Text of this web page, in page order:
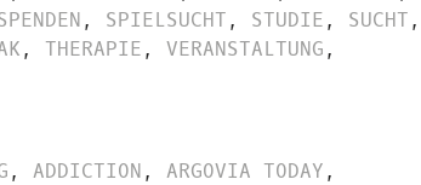
, SPIELSUCHT, STUDIE, SUCHT,
, THERAPIE, VERANSTALTUNG,
, ADDICTION, ARGOVIA TODAY,